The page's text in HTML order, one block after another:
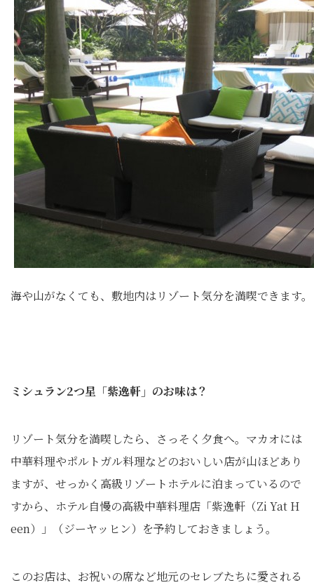
海や山がなくても、敷地内はリゾート気分を満喫できます。
ミシュラン2つ星「紫逸軒」のお味は？
リゾート気分を満喫したら、さっそく夕食へ。マカオには
中華料理やポルトガル料理などのおいしい店が山ほどあり
ますが、せっかく高級リゾートホテルに泊まっているので
すから、ホテル自慢の高級中華料理店「紫逸軒（Zi Yat H
een）」（ジーヤッヒン）を予約しておきましょう。
このお店は、お祝いの席など地元のセレブたちに愛される